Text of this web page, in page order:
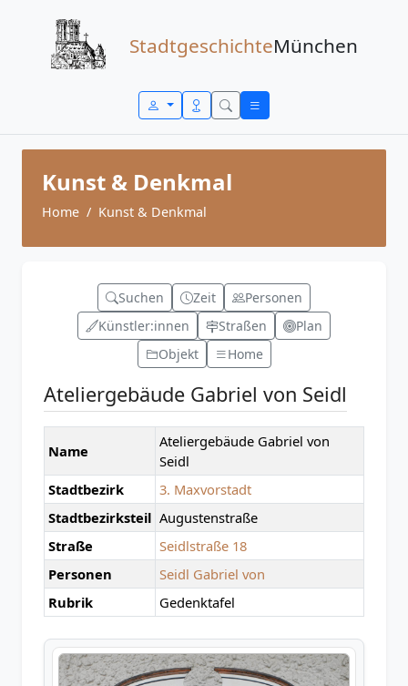
StadtgeschichteMünchen
Kunst & Denkmal
Home Kunst & Denkmal
Suchen Zeit
Personen
Künstler:innen
Straßen
Plan
Objekt
Home
Ateliergebäude Gabriel von Seidl
Name
Ateliergebäude Gabriel von
Seidl
Stadtbezirk
3. Maxvorstadt
Stadtbezirksteil Augustenstraße
Straße
Seidlstraße 18
Personen
Seidl Gabriel von
Rubrik
Gedenktafel